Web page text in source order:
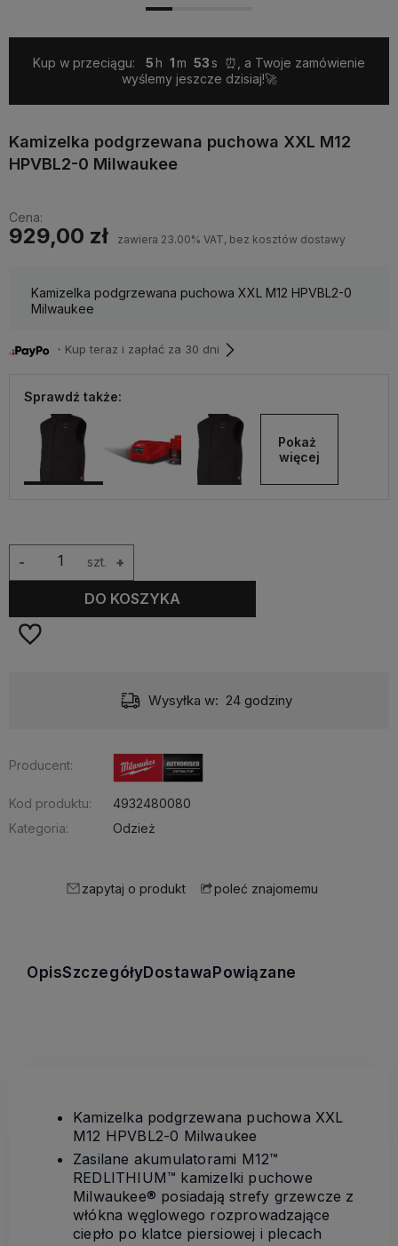
Kup w przeciągu: 5 1 53
⏰, a Twoje zamówienie
wyślemy jeszcze dzisiaj!🚀
Kamizelka podgrzewana puchowa XXL M12
HPVBL2-0 Milwaukee
Cena:
929,00 zł zawiera 23.00% VAT, bez kosztów dostawy
Kamizelka podgrzewana puchowa XXL M12 HPVBL2-0
Milwaukee
・Kup teraz i zapłać za 30 dni
Sprawdź także:
Pokaż
więcej
szt. +
-
DO KOSZYKA
Wysyłka w: 24 godziny
Producent:
Kod produktu:
4932480080
Kategoria:
Odzież
zapytaj o produkt poleć znajomemu
OpisSzczegółyDostawaPowiązane
Kamizelka podgrzewana puchowa XXL
M12 HPVBL2-0 Milwaukee
Zasilane akumulatorami M12™
REDLITHIUM™ kamizelki puchowe
Milwaukee® posiadają strefy grzewcze z
włókna węglowego rozprowadzające
ciepło po klatce piersiowej i plecach